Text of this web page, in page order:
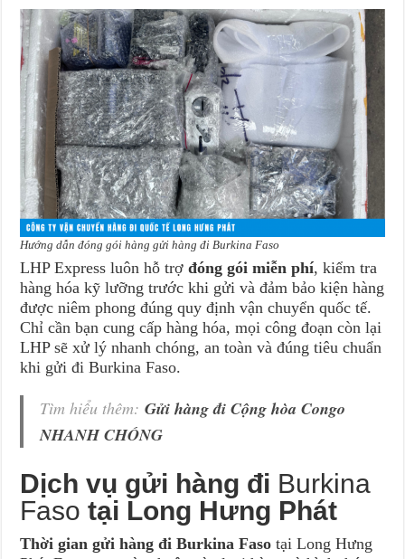
Hướng dẫn đóng gói hàng gửi hàng đi Burkina Faso
LHP Express luôn hỗ trợđóng gói miễn phí, kiểm tra
hàng hóa kỹ lưỡng trước khi gửi và đảm bảo kiện hàng
được niêm phong đúng quy định vận chuyển quốc tế.
Chỉ cần bạn cung cấp hàng hóa, mọi công đoạn còn lại
LHP sẽ xử lý nhanh chóng, an toàn và đúng tiêu chuẩn
khi gửi đi Burkina Faso.
Tìm hiểu thêm: Gửi hàng đi Cộng hòa Congo
NHANH CHÓNG
Dịch vụ gửi hàng đi Burkina
Fasotại Long Hưng Phát
Thời gian gửi hàng đi Burkina Faso tại Long Hưng